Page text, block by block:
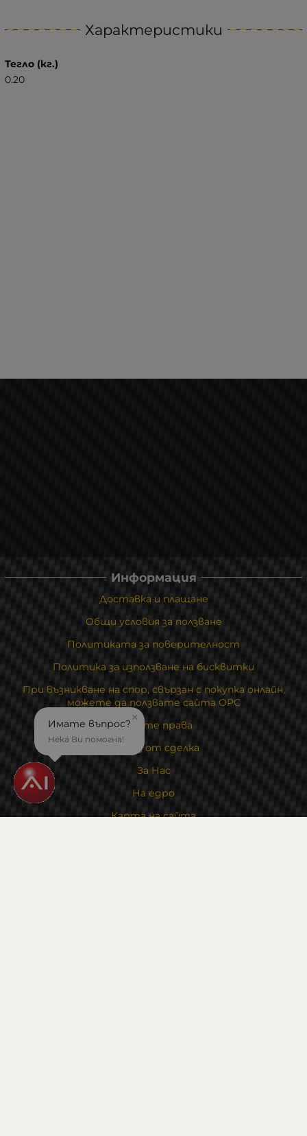
Характеристики
Тегло (кг.)
0.20
Информация
Доставка и плащане
Общи условия за ползване
Политиката за поверителност
Политика за използване на бисквитки
При възникване на спор, свързан с покупка онлайн,
можете да ползвате сайта ОРС
Вашите права
Отказ от сделка
За Нас
На едро
Карта на сайта
×
Имате въпрос?
Нека Ви помогна!